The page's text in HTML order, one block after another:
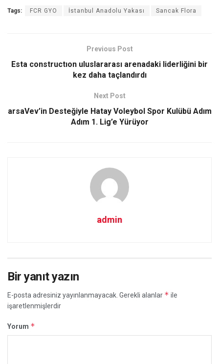
Tags: FCR GYO İstanbul Anadolu Yakası Sancak Flora
Previous Post
Esta constructıon uluslararası arenadaki liderliğini bir
kez daha taçlandırdı
Next Post
arsaVev’in Desteğiyle Hatay Voleybol Spor Kulübü Adım
Adım 1. Lig’e Yürüyor
admin
Bir yanıt yazın
E-posta adresiniz yayınlanmayacak. Gerekli alanlar * ile
işaretlenmişlerdir
Yorum *